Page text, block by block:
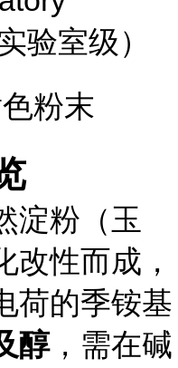
验室级）
粉末
淀粉（玉
改性而成，
荷的季铵基
醇，需在碱